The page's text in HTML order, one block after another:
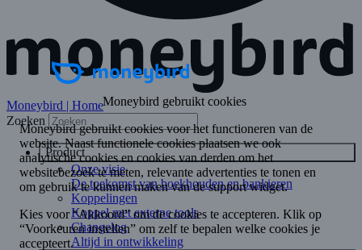
Moneybird | Home
Zoeken
Product
Onze visie
De toekomst van boekhouden en bankieren
Koppelingen
Koppel met externe tools
Changelog
Altijd in ontwikkeling